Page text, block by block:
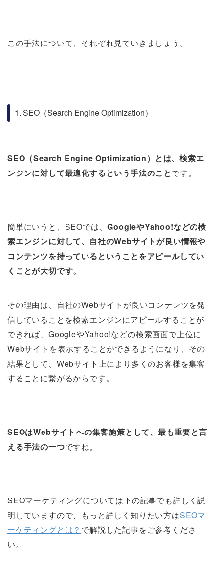
この手法について、それぞれ見ていきましょう。
1. SEO（Search Engine Optimization）
SEO（Search Engine Optimization）とは、検索エ
ンジンに対して最適化するという手法のことです。
簡単にいうと、SEOでは、GoogleやYahoo!などの検
索エンジンに対して、自社のWebサイトが良い情報や
コンテンツを持っているということをアピールしてい
くことが大切です。
その理由は、自社のWebサイトが良いコンテンツを発
信していることを検索エンジンにアピールすることが
できれば、GoogleやYahoo!などの検索画面で上位に
Webサイトを表示することができるようになり、その
結果として、Webサイト上により多くのお客様を集客
することに繋がるからです。
SEOはWebサイトへの集客施策として、最も重要と言
える手法の一つですね。
SEOマーケティングについては下の記事でも詳しく説
明していますので、もっと詳しく知りたい方はSEOマ
ーケティングとは？ で解説した記事をご参考くださ
い。